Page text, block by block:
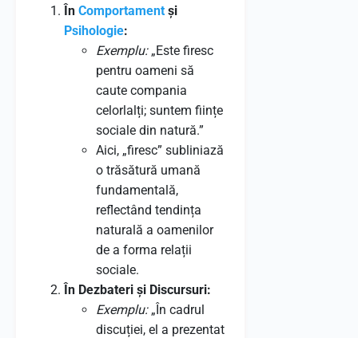
În Comportament și
Psihologie:
Exemplu:„Este firesc
pentru oameni să
caute compania
celorlalți; suntem ființe
sociale din natură.”
Aici, „firesc” subliniază
o trăsătură umană
fundamentală,
reflectând tendința
naturală a oamenilor
de a forma relații
sociale.
În Dezbateri și Discursuri:
Exemplu:„În cadrul
discuției, el a prezentat